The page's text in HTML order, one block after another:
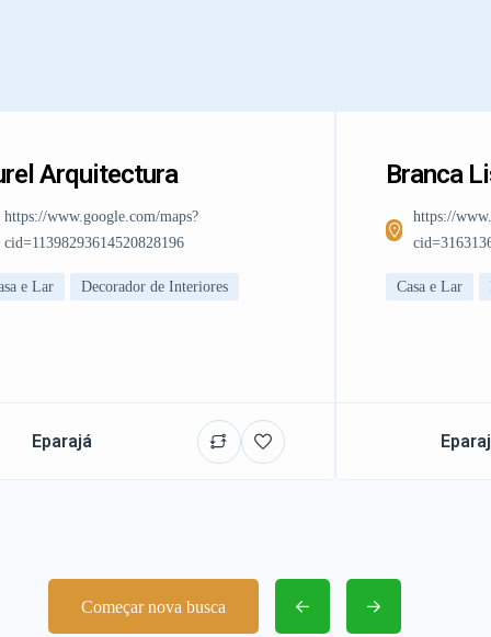
Arquitectura
https://www.google.com/maps?
cid=11398293614520828196
e Lar Decorador de Interiores
Eparajá
Branca
https://
Casa e Lar
Começar nova busca